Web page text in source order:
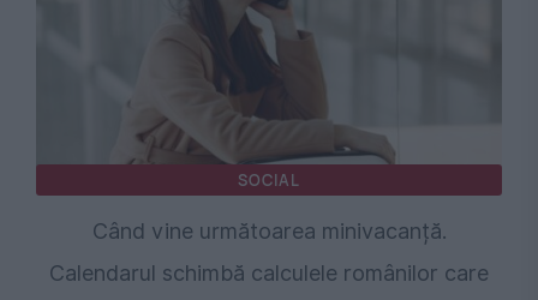
SOCIAL
Când vine următoarea minivacanță.
Calendarul schimbă calculele românilor care